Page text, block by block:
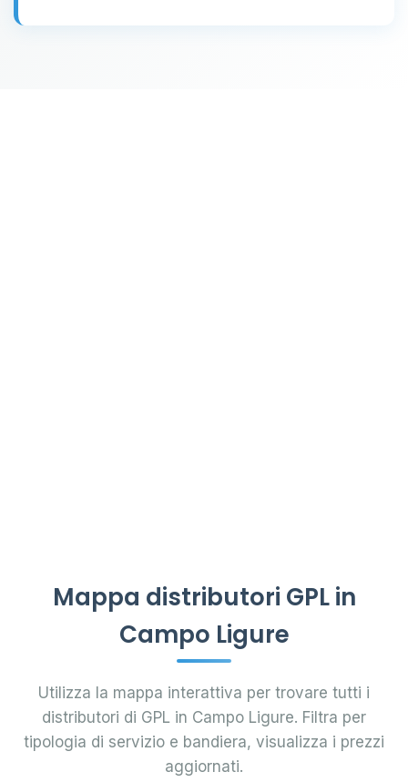
Mappa distributori GPL in
Campo Ligure
Utilizza la mappa interattiva per trovare tutti i
distributori di GPL in Campo Ligure. Filtra per
tipologia di servizio e bandiera, visualizza i prezzi
aggiornati.